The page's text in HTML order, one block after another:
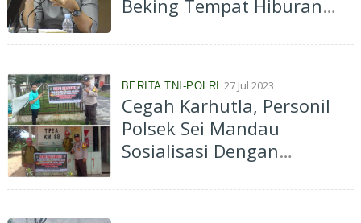
Beking Tempat Hiburan
Pelakunya!
BERITA TNI-POLRI 27 Jul 2023
Cegah Karhutla, Personil
Polsek Sei Mandau
Sosialisasi Dengan